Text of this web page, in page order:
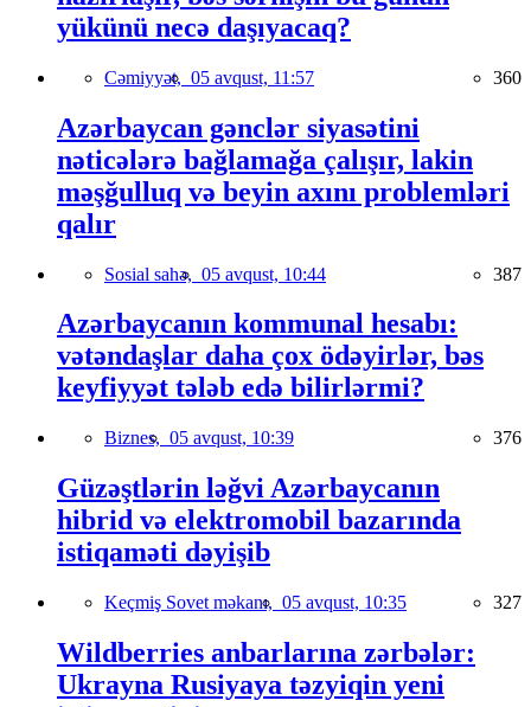
yükünü necə daşıyacaq?
Cəmiyyət, 05 avqust, 11:57 360
Azərbaycan gənclər siyasətini
nəticələrə bağlamağa çalışır, lakin
məşğulluq və beyin axını problemləri
qalır
Sosial sahə, 05 avqust, 10:44 387
Azərbaycanın kommunal hesabı:
vətəndaşlar daha çox ödəyirlər, bəs
keyfiyyət tələb edə bilirlərmi?
Biznes, 05 avqust, 10:39 376
Güzəştlərin ləğvi Azərbaycanın
hibrid və elektromobil bazarında
istiqaməti dəyişib
Keçmiş Sovet məkanı, 05 avqust, 10:35 327
Wildberries anbarlarına zərbələr:
Ukrayna Rusiyaya təzyiqin yeni